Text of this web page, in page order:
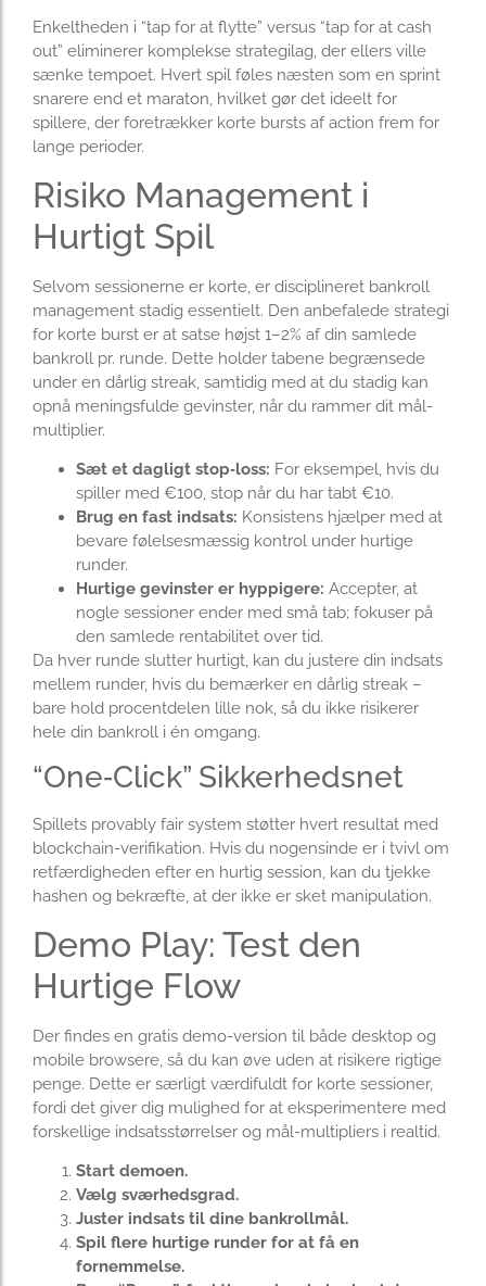
Enkeltheden i “tap for at flytte” versus “tap for at cash
out” eliminerer komplekse strategilag, der ellers ville
sænke tempoet. Hvert spil føles næsten som en sprint
snarere end et maraton, hvilket gør det ideelt for
spillere, der foretrækker korte bursts af action frem for
lange perioder.
Risiko Management i
Hurtigt Spil
Selvom sessionerne er korte, er disciplineret bankroll
management stadig essentielt. Den anbefalede strategi
for korte burst er at satse højst 1–2% af din samlede
bankroll pr. runde. Dette holder tabene begrænsede
under en dårlig streak, samtidig med at du stadig kan
opnå meningsfulde gevinster, når du rammer dit mål-
multiplier.
Sæt et dagligt stop‑loss: For eksempel, hvis du
spiller med €100, stop når du har tabt €10.
Brug en fast indsats: Konsistens hjælper med at
bevare følelsesmæssig kontrol under hurtige
runder.
Hurtige gevinster er hyppigere: Accepter, at
nogle sessioner ender med små tab; fokuser på
den samlede rentabilitet over tid.
Da hver runde slutter hurtigt, kan du justere din indsats
mellem runder, hvis du bemærker en dårlig streak –
bare hold procentdelen lille nok, så du ikke risikerer
hele din bankroll i én omgang.
“One‑Click” Sikkerhedsnet
Spillets provably fair system støtter hvert resultat med
blockchain-verifikation. Hvis du nogensinde er i tvivl om
retfærdigheden efter en hurtig session, kan du tjekke
hashen og bekræfte, at der ikke er sket manipulation.
Demo Play: Test den
Hurtige Flow
Der findes en gratis demo-version til både desktop og
mobile browsere, så du kan øve uden at risikere rigtige
penge. Dette er særligt værdifuldt for korte sessioner,
fordi det giver dig mulighed for at eksperimentere med
forskellige indsatsstørrelser og mål-multipliers i realtid.
Start demoen.
Vælg sværhedsgrad.
Juster indsats til dine bankrollmål.
Spil flere hurtige runder for at få en
fornemmelse.